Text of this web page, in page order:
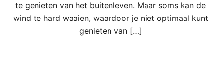
te genieten van het buitenleven. Maar soms kan de
wind te hard waaien, waardoor je niet optimaal kunt
genieten van […]